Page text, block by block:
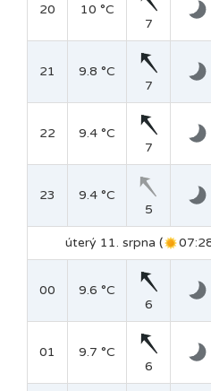
20
10 °C
7
21
9.8 °C
7
22
9.4 °C
7
23
9.4 °C
5
úterý 11. srpna (
00
9.6 °C
6
01
9.7 °C
6